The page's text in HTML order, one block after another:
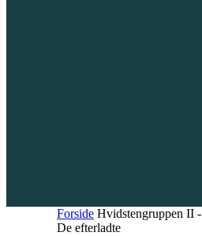
Forside Hvidstengruppen II -
De efterladte